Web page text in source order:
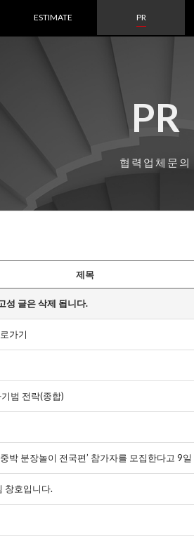
ESTIMATE PR
PR
협력업체문의
제목
성 글은 삭제 됩니다.
가기
범 전락(종합)
국편’ 참가자를 모집한다고 9일 밝혔다. 올해는 중앙박
창호입니다.